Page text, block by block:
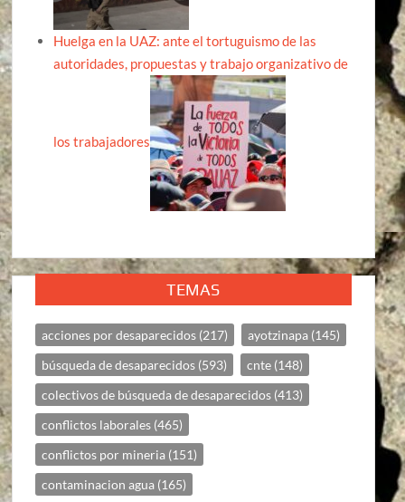
Huelga en la UAZ: ante el tortuguismo de las
autoridades, propuestas y trabajo organizativo de
los trabajadores
TEMAS
acciones por desaparecidos (217) ayotzinapa (145)
búsqueda de desaparecidos (593) cnte (148)
colectivos de búsqueda de desaparecidos (413)
conflictos laborales (465)
conflictos por mineria (151)
contaminacion agua (165)